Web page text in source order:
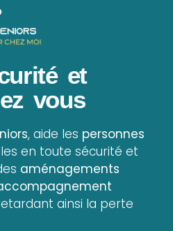
et
vous
, aide les personnes
en toute sécurité et
aménagements
ainsi la perte